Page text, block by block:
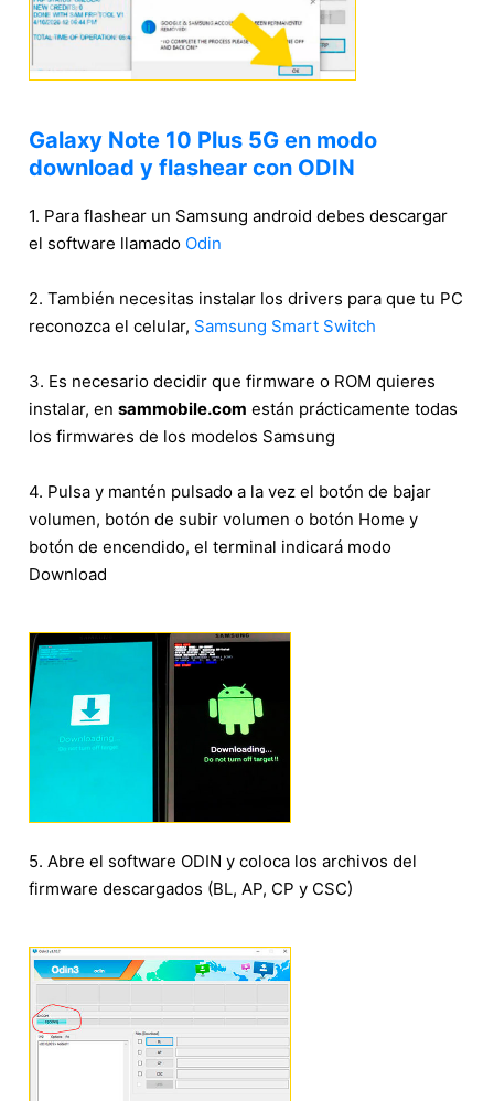
Galaxy Note 10 Plus 5G en modo
download y flashear con ODIN
1. Para flashear un Samsung android debes descargar
el software llamado Odin
2. También necesitas instalar los drivers para que tu PC
reconozca el celular, Samsung Smart Switch
3. Es necesario decidir que firmware o ROM quieres
instalar, en sammobile.com están prácticamente todas
los firmwares de los modelos Samsung
4. Pulsa y mantén pulsado a la vez el botón de bajar
volumen, botón de subir volumen o botón Home y
botón de encendido, el terminal indicará modo
Download
5. Abre el software ODIN y coloca los archivos del
firmware descargados (BL, AP, CP y CSC)